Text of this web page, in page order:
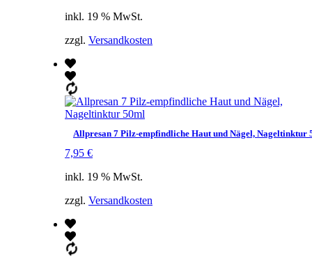
inkl. 19 % MwSt.
zzgl. Versandkosten
Allpresan 7 Pilz-empfindliche Haut und Nägel, Nageltinktur
7,95 €
inkl. 19 % MwSt.
zzgl. Versandkosten